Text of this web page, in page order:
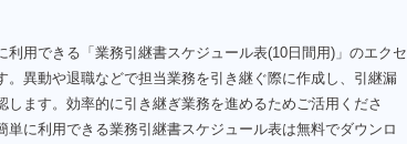
利用できる「業務引継書スケジュール表(10日間用)」のエクセ
。異動や退職などで担当業務を引き継ぐ際に作成し、引継漏
します。効率的に引き継ぎ業務を進めるためご活用くださ
単に利用できる業務引継書スケジュール表は無料でダウンロ